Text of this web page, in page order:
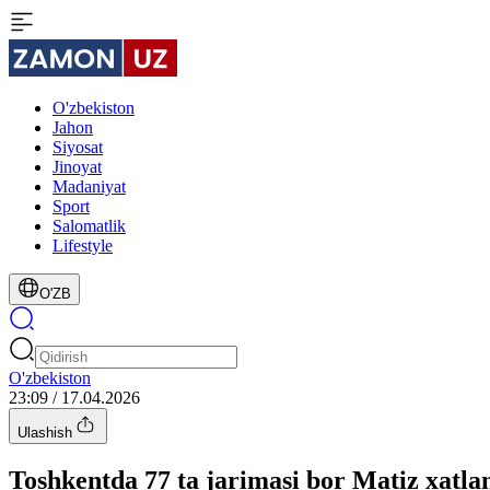
O'zbekiston
Jahon
Siyosat
Jinoyat
Madaniyat
Sport
Salomatlik
Lifestyle
O'ZB
O'zbekiston
23:09 / 17.04.2026
Ulashish
Toshkentda 77 ta jarimasi bor Matiz